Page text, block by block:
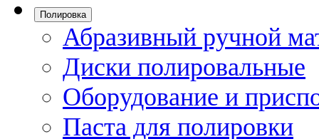
Полировка
Абразивный ручной
Диски полировальные
Оборудование и
Паста для полировки